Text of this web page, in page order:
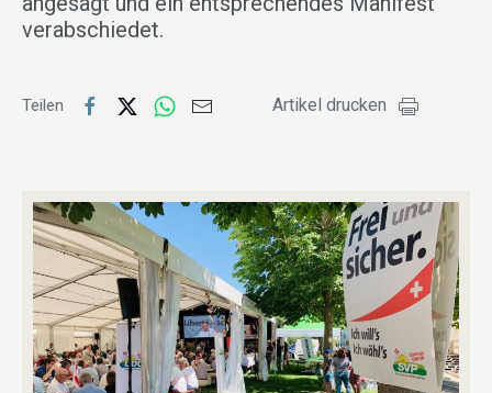
verabschiedet.
Teilen Artikel drucken